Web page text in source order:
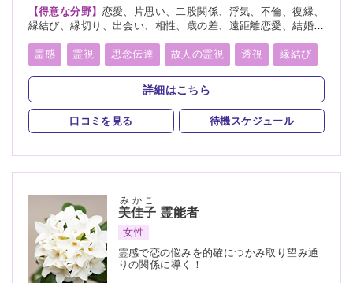
【得意な分野】 恋愛、片思い、二股関係、浮気、不倫、復縁、
縁結び、縁切り、出会い、相性、歳の差、遠距離恋愛、結婚、
路、学業、受験、仕事、就職、天職、転職、適職、経営、人間
関係、人生相談、健康、金運、引越し、開運、故人、生霊、相
手の気持ち、総合運、運勢、過去、未来、将来、心霊相談、心
霊写真、命名、改名、ペット、霊障、パラレルワールド、人探
し、物探し
霊感 霊視 思念伝達 故人の霊視 透視 縁結び
縁切り 未来予知 霊聴 霊査 霊眼 前世
後世 来世 神通力 死者霊の降霊 イタコ口寄せ
霊媒(憑依) オーラリーディング
スピリチュアルカウンセリング 言霊 千里眼 除霊
写真供養 人形供養
詳細はこちら
口コミを見る 待機スケジュール
美佳子
みかこ
霊能者
女性
霊感で恋の悩みを的確につかみ取り望み通
りの関係に導く！